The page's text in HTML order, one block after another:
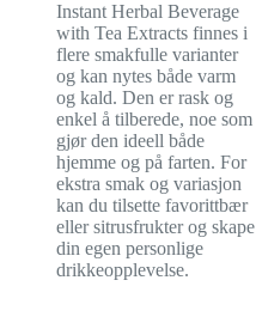
Instant Herbal Beverage
with Tea Extracts finnes i
flere smakfulle varianter
og kan nytes både varm
og kald. Den er rask og
enkel å tilberede, noe som
gjør den ideell både
hjemme og på farten. For
ekstra smak og variasjon
kan du tilsette favorittbær
eller sitrusfrukter og skape
din egen personlige
drikkeopplevelse.